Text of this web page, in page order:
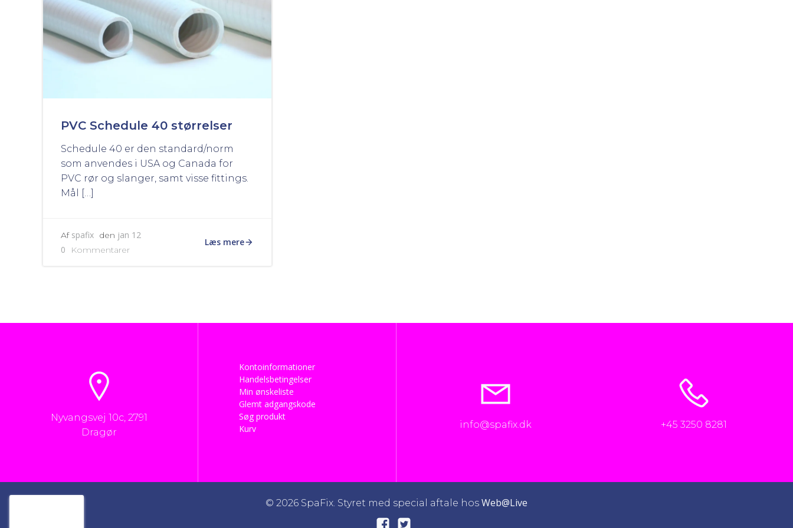
PVC Schedule 40 størrelser
Schedule 40 er den standard/norm
som anvendes i USA og Canada for
PVC rør og slanger, samt visse fittings.
Mål […]
Af spafix den jan 12
0
Kommentarer
Læs mere
Nyvangsvej 10c, 2791
Dragør
Kontoinformationer
Handelsbetingelser
Min ønskeliste
Glemt adgangskode
Søg produkt
Kurv
info@spafix.dk +45 3250 8281
© 2026 SpaFix. Styret med special aftale hos Web@Live